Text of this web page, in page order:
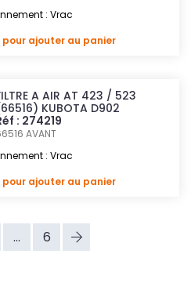
: Vrac
pour ajouter au panier
A AIR AT 423 / 523
KUBOTA D902
: 274219
AVANT
: Vrac
pour ajouter au panier
... 6